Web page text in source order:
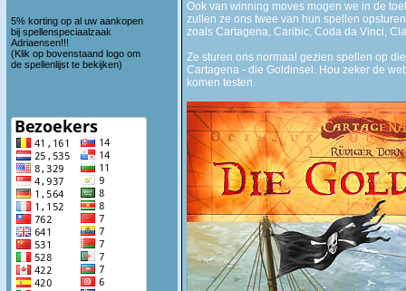
5% korting op al uw aankopen
bij spellenspeciaalzaak
Adriaensen!!!
(Klik op bovenstaand logo om
de spellenlijst te bekijken)
Ook van winning moves mogen we in de
zullen ze ons twee van hun spellen
zoals Cartagena, Caribic, Coda da Vinci,
Ze sturen ons normaal gezien spellen op
Cartagena - die Goldinsel. Hou zeker de
komen testen.